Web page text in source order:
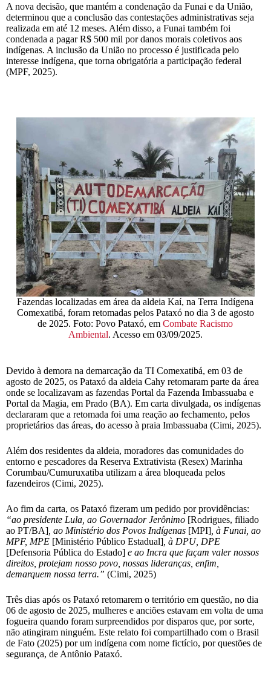
A nova decisão, que mantém a condenação da Funai e da União,
determinou que a conclusão das contestações administrativas seja
realizada em até 12 meses. Além disso, a Funai também foi
condenada a pagar R$ 500 mil por danos morais coletivos aos
indígenas. A inclusão da União no processo é justificada pelo
interesse indígena, que torna obrigatória a participação federal
(MPF, 2025).
Fazendas localizadas em área da aldeia Kaí, na Terra Indígena
Comexatibá, foram retomadas pelos Pataxó no dia 3 de agosto
de 2025. Foto: Povo Pataxó, emCombate Racismo
Ambiental. Acesso em 03/09/2025.
Devido à demora na demarcação da TI Comexatibá, em 03 de
agosto de 2025, os Pataxó da aldeia Cahy retomaram parte da área
onde se localizavam as fazendas Portal da Fazenda Imbassuaba e
Portal da Magia, em Prado (BA). Em carta divulgada, os indígenas
declararam que a retomada foi uma reação ao fechamento, pelos
proprietários das áreas, do acesso à praia Imbassuaba (Cimi, 2025).
Além dos residentes da aldeia, moradores das comunidades do
entorno e pescadores da Reserva Extrativista (Resex) Marinha
Corumbau/Cumuruxatiba utilizam a área bloqueada pelos
fazendeiros (Cimi, 2025).
Ao fim da carta, os Pataxó fizeram um pedido por providências:
“ao presidente Lula, ao Governador Jerônimo [Rodrigues, filiado
ao PT/BA] , ao Ministério dos Povos Indígenas [MPI] , à Funai, ao
MPF, MPE [Ministério Público Estadual] , à DPU, DPE
[Defensoria Pública do Estado] e ao Incra que façam valer nossos
direitos, protejam nosso povo, nossas lideranças, enfim,
demarquem nossa terra.” (Cimi, 2025)
Três dias após os Pataxó retomarem o território em questão, no dia
06 de agosto de 2025, mulheres e anciões estavam em volta de uma
fogueira quando foram surpreendidos por disparos que, por sorte,
não atingiram ninguém. Este relato foi compartilhado com o Brasil
de Fato (2025) por um indígena com nome fictício, por questões de
segurança, de Antônio Pataxó.